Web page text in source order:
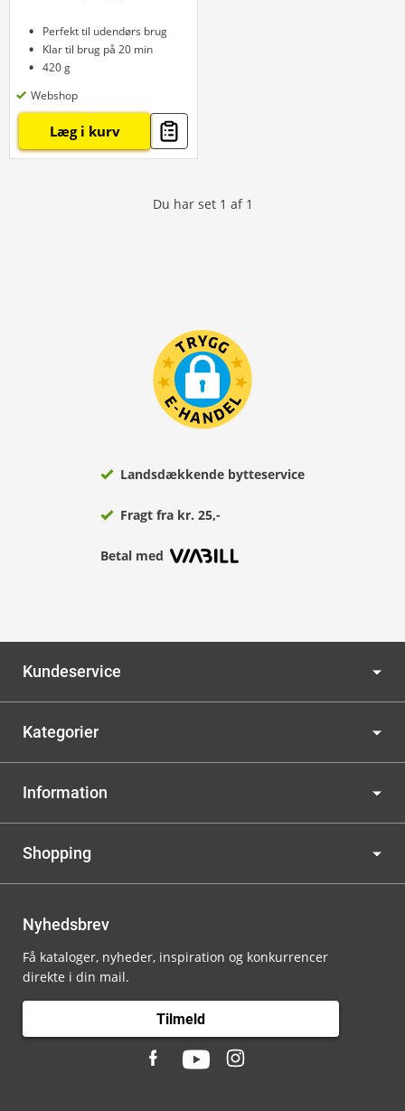
Perfekt til udendørs brug
Klar til brug på 20 min
420 g
Webshop
Læg i kurv
Du har set 1 af 1
Landsdækkende bytteservice
Fragt fra kr. 25,-
Betal med
Kundeservice
Kategorier
Information
Shopping
Nyhedsbrev
Få kataloger, nyheder, inspiration og konkurrencer
direkte i din mail.
Tilmeld